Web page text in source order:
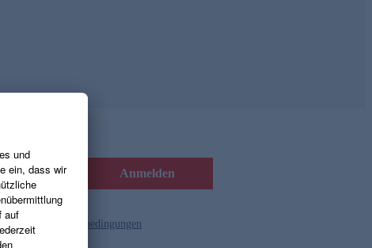
Anmelden
und die Gutscheinbedingungen